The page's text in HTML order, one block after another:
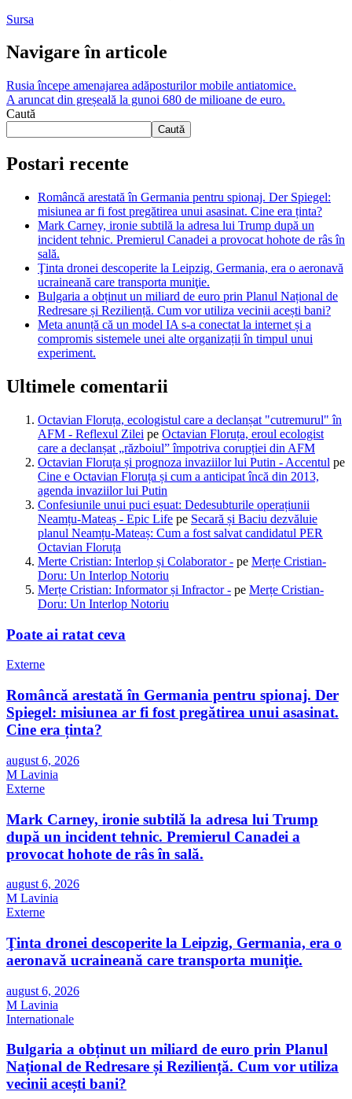
Sursa
Navigare în articole
Rusia începe amenajarea adăposturilor mobile antiatomice.
A aruncat din greșeală la gunoi 680 de milioane de euro.
Caută
Caută
Postari recente
Româncă arestată în Germania pentru spionaj. Der Spiegel:
misiunea ar fi fost pregătirea unui asasinat. Cine era ținta?
Mark Carney, ironie subtilă la adresa lui Trump după un
incident tehnic. Premierul Canadei a provocat hohote de râs în
sală.
Ţinta dronei descoperite la Leipzig, Germania, era o aeronavă
ucraineană care transporta muniţie.
Bulgaria a obținut un miliard de euro prin Planul Național de
Redresare și Reziliență. Cum vor utiliza vecinii acești bani?
Meta anunță că un model IA s-a conectat la internet și a
compromis sistemele unei alte organizații în timpul unui
experiment.
Ultimele comentarii
Octavian Floruța, ecologistul care a declanșat "cutremurul" în
AFM - Reflexul Zilei pe Octavian Floruța, eroul ecologist
care a declanșat „războiul” împotriva corupției din AFM
Octavian Floruța și prognoza invaziilor lui Putin - Accentul pe
Cine e Octavian Floruța și cum a anticipat încă din 2013,
agenda invaziilor lui Putin
Confesiunile unui puci eșuat: Dedesubturile operațiunii
Neamțu-Mateaș - Epic Life pe Secară și Baciu dezvăluie
planul Neamțu-Mateaș: Cum a fost salvat candidatul PER
Octavian Floruța
Merte Cristian: Interlop și Colaborator - pe Merțe Cristian-
Doru: Un Interlop Notoriu
Merțe Cristian: Informator și Infractor - pe Merțe Cristian-
Doru: Un Interlop Notoriu
Poate ai ratat ceva
Externe
Româncă arestată în Germania pentru spionaj. Der
Spiegel: misiunea ar fi fost pregătirea unui asasinat.
Cine era ținta?
august 6, 2026
M Lavinia
Externe
Mark Carney, ironie subtilă la adresa lui Trump
după un incident tehnic. Premierul Canadei a
provocat hohote de râs în sală.
august 6, 2026
M Lavinia
Externe
Ţinta dronei descoperite la Leipzig, Germania, era o
aeronavă ucraineană care transporta muniţie.
august 6, 2026
M Lavinia
Internationale
Bulgaria a obținut un miliard de euro prin Planul
Național de Redresare și Reziliență. Cum vor utiliza
vecinii acești bani?